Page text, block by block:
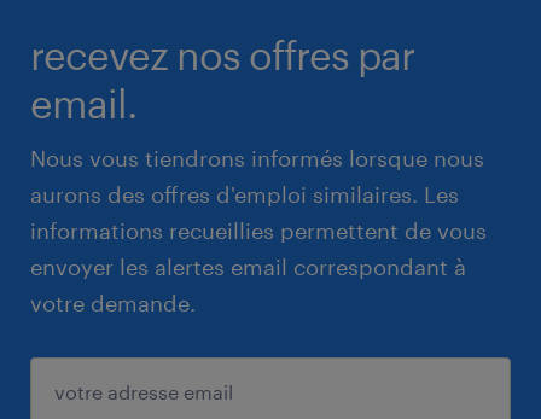
recevez nos offres par
email.
Nous vous tiendrons informés lorsque nous
aurons des offres d'emploi similaires. Les
informations recueillies permettent de vous
envoyer les alertes email correspondant à
votre demande.